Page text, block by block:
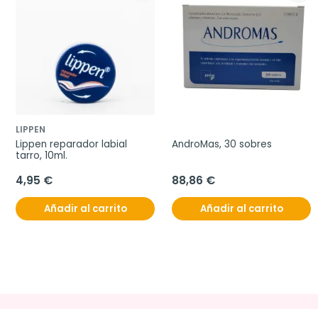
LIPPEN
Lippen reparador labial
tarro, 10ml.
4,95 €
Añadir al carrito
AndroMas, 30 sobres
88,86 €
Añadir al carrito